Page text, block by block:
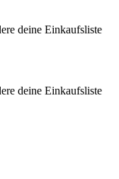
deine Einkaufsliste
deine Einkaufsliste